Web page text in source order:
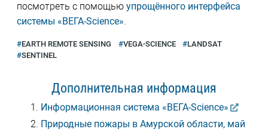
посмотреть с помощью упрощённого интерфейса
системы «ВЕГА-Science».
EARTH REMOTE SENSING VEGA-SCIENCE
LANDSAT
SENTINEL
Дополнительная информация
Информационная система «ВЕГА-Science»
Природные пожары в Амурской области, май